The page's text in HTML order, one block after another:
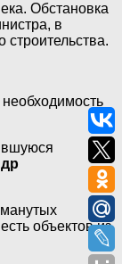
Обстановка
в
объектов из